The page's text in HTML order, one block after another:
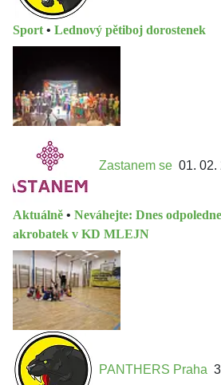
Sport • Lednový pětiboj dorostenek
Zastanem se 01. 02.
Aktuálně • Neváhejte: Dnes
akrobatek v KD MLEJN
PANTHERS Praha